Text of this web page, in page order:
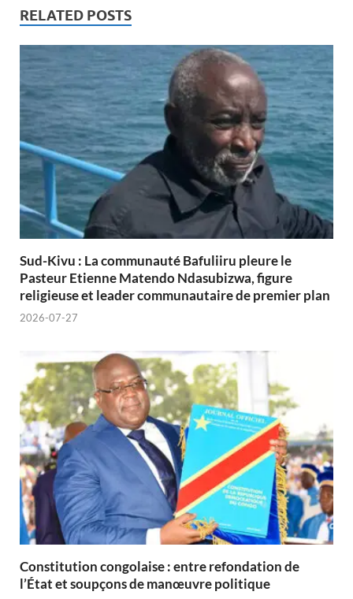
RELATED POSTS
Sud-Kivu : La communauté Bafuliiru pleure le
Pasteur Etienne Matendo Ndasubizwa, figure
religieuse et leader communautaire de premier plan
2026-07-27
Constitution congolaise : entre refondation de
l’État et soupçons de manœuvre politique